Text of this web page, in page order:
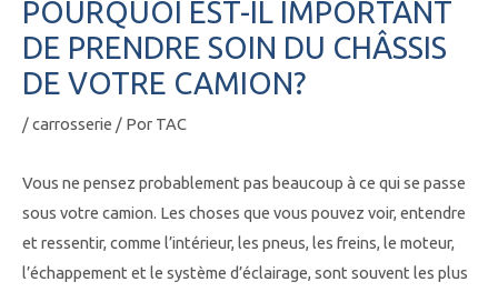
POURQUOI EST-IL IMPORTANT
DE PRENDRE SOIN DU CHÂSSIS
DE VOTRE CAMION?
/carrosserie / Por TAC
Vous ne pensez probablement pas beaucoup à ce qui se passe
sous votre camion. Les choses que vous pouvez voir, entendre
et ressentir, comme l’intérieur, les pneus, les freins, le moteur,
l’échappement et le système d’éclairage, sont souvent les plus